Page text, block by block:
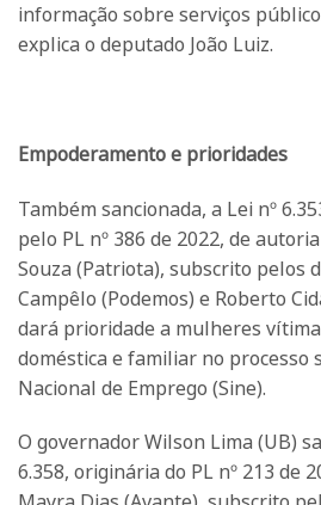
informação sobre serviços
explica o deputado João Luiz.
Empoderamento e prioridades
Também sancionada, a Lei nº
pelo PL nº 386 de 2022, de
Souza (Patriota), subscrito pelos
Campêlo (Podemos) e Roberto
dará prioridade a mulheres
doméstica e familiar no processo
Nacional de Emprego (Sine).
O governador Wilson Lima (UB)
6.358, originária do PL nº 213 de